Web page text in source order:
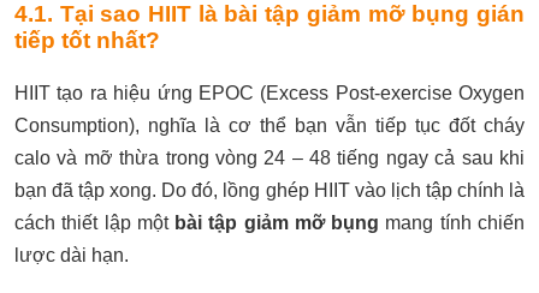
4.1. Tại sao HIIT là bài tập giảm mỡ bụng gián
tiếp tốt nhất?
HIIT tạo ra hiệu ứng EPOC (Excess Post-exercise Oxygen
Consumption), nghĩa là cơ thể bạn vẫn tiếp tục đốt cháy
calo và mỡ thừa trong vòng 24 – 48 tiếng ngay cả sau khi
bạn đã tập xong. Do đó, lồng ghép HIIT vào lịch tập chính là
cách thiết lập một bài tập giảm mỡ bụng mang tính chiến
lược dài hạn.